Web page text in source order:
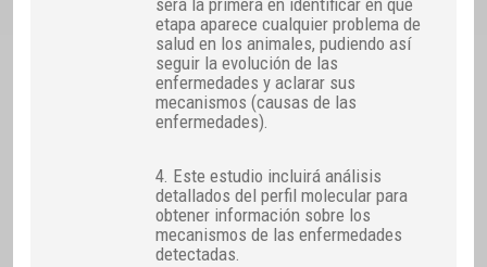
será la primera en identificar en qué
etapa aparece cualquier problema de
salud en los animales, pudiendo así
seguir la evolución de las
enfermedades y aclarar sus
mecanismos (causas de las
enfermedades).
4. Este estudio incluirá análisis
detallados del perfil molecular para
obtener información sobre los
mecanismos de las enfermedades
detectadas.